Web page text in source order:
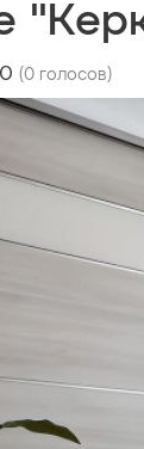
(0 голосов)